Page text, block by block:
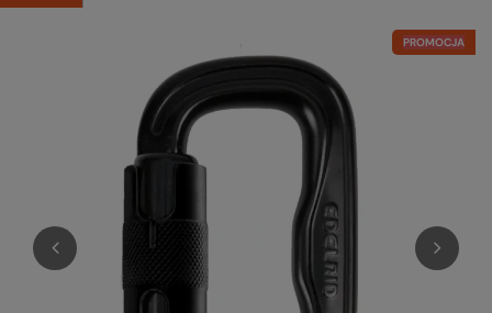
PROMOCJA